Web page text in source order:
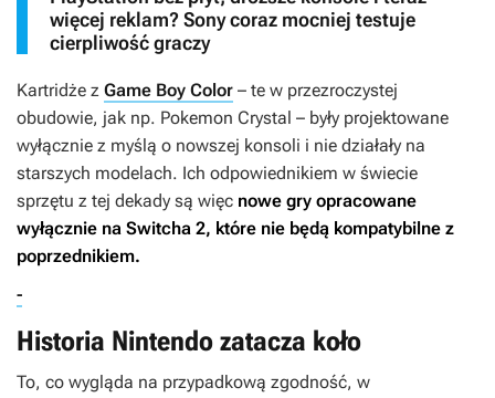
więcej reklam? Sony coraz mocniej testuje
cierpliwość graczy
Kartridże z Game Boy Color – te w przezroczystej
obudowie, jak np. Pokemon Crystal – były projektowane
wyłącznie z myślą o nowszej konsoli i nie działały na
starszych modelach. Ich odpowiednikiem w świecie
sprzętu z tej dekady są więc nowe gry opracowane
wyłącznie na Switcha 2, które nie będą kompatybilne z
poprzednikiem.
-
Historia Nintendo zatacza koło
To, co wygląda na przypadkową zgodność, w